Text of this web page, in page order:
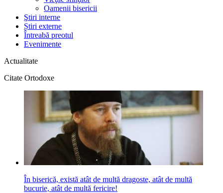
Oamenii bisericii
Ştiri interne
Știri externe
Întreabă preotul
Evenimente
Actualitate
Citate Ortodoxe
În biserică, există atât de multă dragoste, atât de multă
bucurie, atât de multă fericire!